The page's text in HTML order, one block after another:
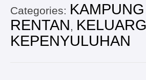
Categories:
RENTAN,
KEPENYULUHAN